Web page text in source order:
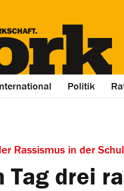
Politik
Rassismus in der
Tag drei